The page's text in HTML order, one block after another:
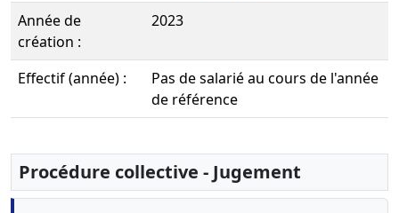
Année de
création :
2023
Effectif (année) :
Pas de salarié au cours de l'année
de référence
Procédure collective - Jugement